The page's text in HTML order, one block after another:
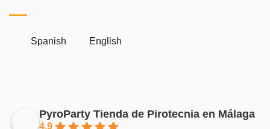
Spanish English
PyroParty Tienda de Pirotecnia en Málaga
4.9